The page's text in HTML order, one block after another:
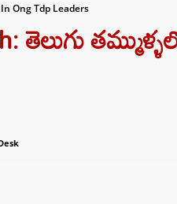
Ong Tdp Leaders
తెలుగు